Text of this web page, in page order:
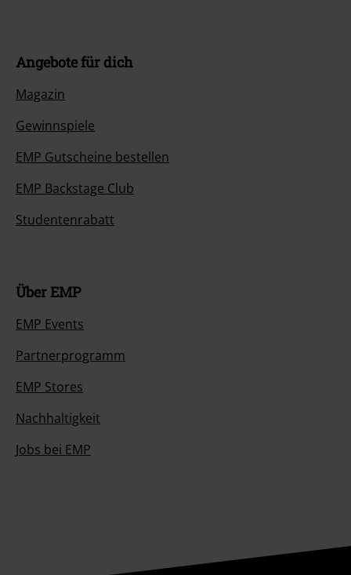
Angebote für dich
Magazin
Gewinnspiele
EMP Gutscheine bestellen
EMP Backstage Club
Studentenrabatt
Über EMP
EMP Events
Partnerprogramm
EMP Stores
Nachhaltigkeit
Jobs bei EMP